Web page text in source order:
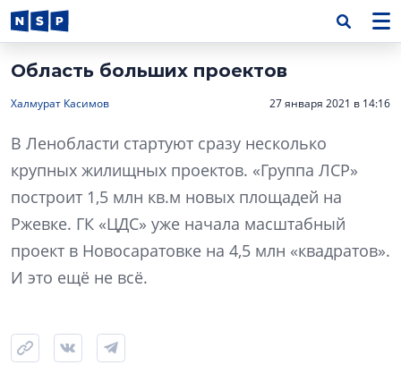
Область больших проектов
Халмурат Касимов 27 января 2021 в 14:16
В Ленобласти стартуют сразу несколько
крупных жилищных проектов. «Группа ЛСР»
построит 1,5 млн кв.м новых площадей на
Ржевке. ГК «ЦДС» уже начала масштабный
проект в Новосаратовке на 4,5 млн «квадратов».
И это ещё не всё.